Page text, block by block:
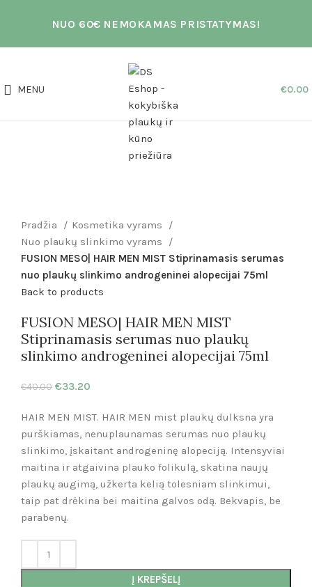
NUO 60€ NEMOKAMAS PRISTATYMAS!
MENU €0.00
Pradžia
Kosmetika vyrams
Nuo plaukų slinkimo vyrams
FUSION MESO| HAIR MEN MIST Stiprinamasis serumas
nuo plaukų slinkimo androgeninei alopecijai 75ml
Back to products
FUSION MESO| HAIR MEN MIST
Stiprinamasis serumas nuo plaukų
slinkimo androgeninei alopecijai 75ml
€40.00 €33.20
HAIR MEN MIST. HAIR MEN mist plaukų dulksna yra
purškiamas, nenuplaunamas serumas nuo plaukų
slinkimo, įskaitant androgeninę alopeciją. Intensyviai
maitina ir atgaivina plauko folikulą, skatina naujų
plaukų augimą, užkerta kelią tolesniam slinkimui,
taip pat drėkina bei maitina galvos odą. Bekvapis, be
parabenų.
Į KREPŠELĮ